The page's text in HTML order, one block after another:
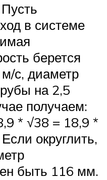
в системе
берется
с, диаметр
на 2,5
получаем:
* √38 = 18,9 *
округлить,
быть 116 мм.